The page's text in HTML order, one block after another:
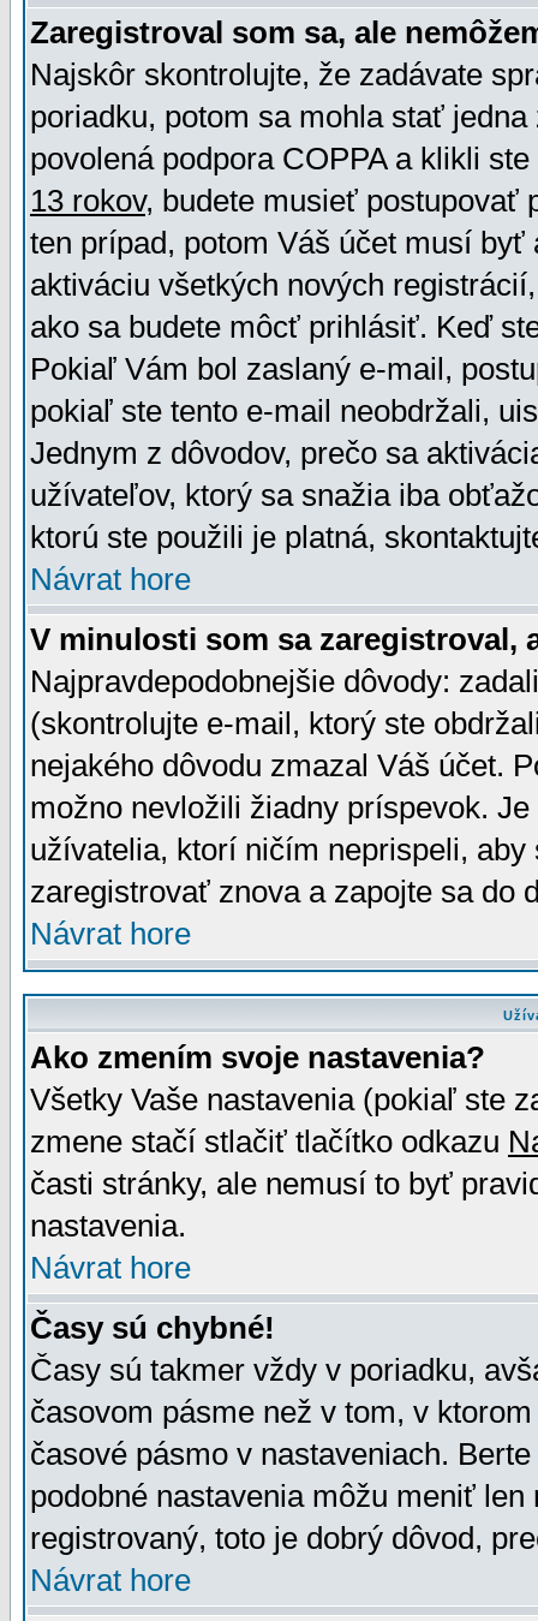
Zaregistroval som sa, ale
Najskôr skontrolujte, že zadávate
poriadku, potom sa mohla stať
povolená podpora COPPA a klikli
13 rokov, budete musieť postupovať
ten prípad, potom Váš účet musí
aktiváciu všetkých nových
ako sa budete môcť prihlásiť. Keď
Pokiaľ Vám bol zaslaný e-mail,
pokiaľ ste tento e-mail neobdržali,
Jednym z dôvodov, prečo sa
užívateľov, ktorý sa snažia iba
ktorú ste použili je platná,
Návrat hore
V minulosti som sa zaregistroval,
Najpravdepodobnejšie dôvody:
(skontrolujte e-mail, ktorý ste
nejakého dôvodu zmazal Váš účet.
možno nevložili žiadny príspevok.
užívatelia, ktorí ničím neprispeli,
zaregistrovať znova a zapojte sa do
Návrat hore
Ako zmením svoje nastavenia?
Všetky Vaše nastavenia (pokiaľ ste
zmene stačí stlačiť tlačítko odkazu
časti stránky, ale nemusí to byť
nastavenia.
Návrat hore
Časy sú chybné!
Časy sú takmer vždy v poriadku,
časovom pásme než v tom, v
časové pásmo v nastaveniach.
podobné nastavenia môžu meniť
registrovaný, toto je dobrý dôvod,
Návrat hore